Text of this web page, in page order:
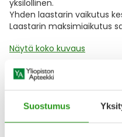
Suostumus
yksilöllinen.
Yhden laastarin vaikutus
Laastarin maksimiaikutus
Näytä koko kuvaus
Lääkkeillä ja
palautusoikeutta.